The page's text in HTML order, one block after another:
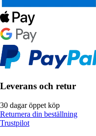
Leverans och retur
30 dagar öppet köp
Returnera din beställning
Trustpilot